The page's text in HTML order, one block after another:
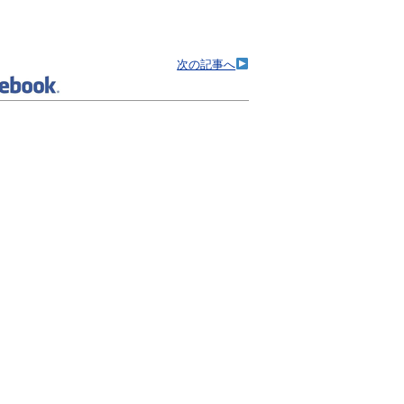
次の記事へ